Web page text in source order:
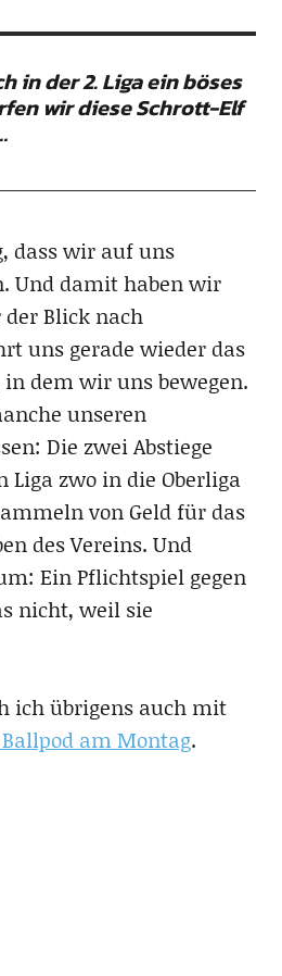
in der 2. Liga ein böses
wir diese Schrott-Elf
dass wir auf uns
Und damit haben wir
der Blick nach
uns gerade wieder das
dem wir uns bewegen.
unseren
Die zwei Abstiege
zwo in die Oberliga
von Geld für das
des Vereins. Und
Ein Pflichtspiel gegen
nicht, weil sie
ich übrigens auch mit
am Montag.